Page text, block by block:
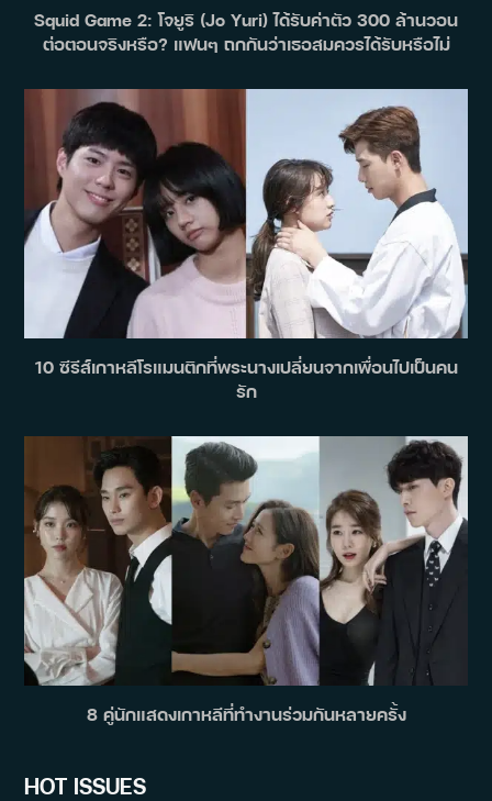
Squid Game 2: โจยูริ (Jo Yuri) ได้รับค่าตัว 300 ล้านวอน
ต่อตอนจริงหรือ? แฟนๆ ถกกันว่าเธอสมควรได้รับหรือไม่
10 ซีรีส์เกาหลีโรแมนติกที่พระนางเปลี่ยนจากเพื่อนไปเป็นคน
รัก
8 คู่นักแสดงเกาหลีที่ทำงานร่วมกันหลายครั้ง
HOT ISSUES